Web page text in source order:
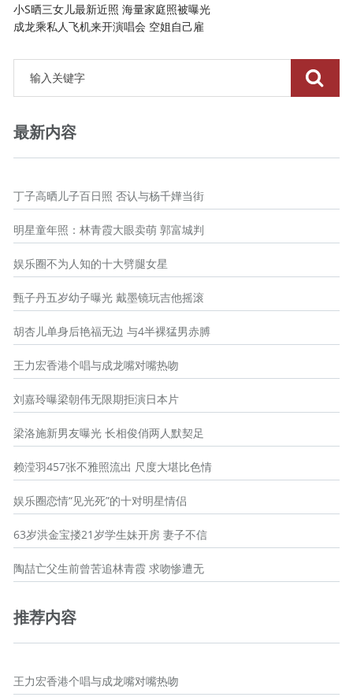
小S晒三女儿最新近照 海量家庭照被曝光
成龙乘私人飞机来开演唱会 空姐自己雇
最新内容
丁子高晒儿子百日照 否认与杨千嬅当街
明星童年照：林青霞大眼卖萌 郭富城判
娱乐圈不为人知的十大劈腿女星
甄子丹五岁幼子曝光 戴墨镜玩吉他摇滚
胡杏儿单身后艳福无边 与4半裸猛男赤膊
王力宏香港个唱与成龙嘴对嘴热吻
刘嘉玲曝梁朝伟无限期拒演日本片
梁洛施新男友曝光 长相俊俏两人默契足
赖滢羽457张不雅照流出 尺度大堪比色情
娱乐圈恋情“见光死”的十对明星情侣
63岁洪金宝搂21岁学生妹开房 妻子不信
陶喆亡父生前曾苦追林青霞 求吻惨遭无
推荐内容
王力宏香港个唱与成龙嘴对嘴热吻